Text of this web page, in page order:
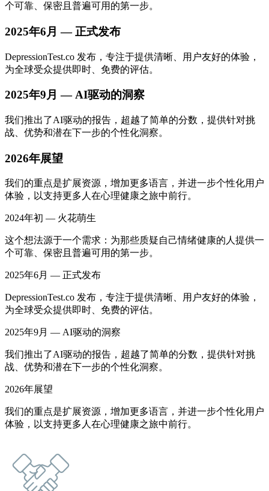
个可靠、保密且普遍可用的第一步。
2025年6月 — 正式发布
DepressionTest.co 发布，专注于提供清晰、用户友好的体验，
为全球受众提供即时、免费的评估。
2025年9月 — AI驱动的洞察
我们推出了AI驱动的报告，超越了简单的分数，提供针对挑
战、优势和潜在下一步的个性化洞察。
2026年展望
我们的重点是扩展资源，增加更多语言，并进一步个性化用户
体验，以支持更多人在心理健康之旅中前行。
2024年初 — 火花萌生
这个想法源于一个需求：为那些质疑自己情绪健康的人提供一
个可靠、保密且普遍可用的第一步。
2025年6月 — 正式发布
DepressionTest.co 发布，专注于提供清晰、用户友好的体验，
为全球受众提供即时、免费的评估。
2025年9月 — AI驱动的洞察
我们推出了AI驱动的报告，超越了简单的分数，提供针对挑
战、优势和潜在下一步的个性化洞察。
2026年展望
我们的重点是扩展资源，增加更多语言，并进一步个性化用户
体验，以支持更多人在心理健康之旅中前行。